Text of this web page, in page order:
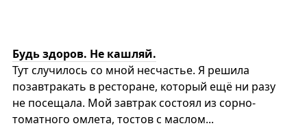
Будь здоров. Не кашляй.
Тут случилось со мной несчастье. Я решила
позавтракать в ресторане, который ещё ни разу
не посещала. Мой завтрак состоял из сорно-
томатного омлета, тостов с маслом...